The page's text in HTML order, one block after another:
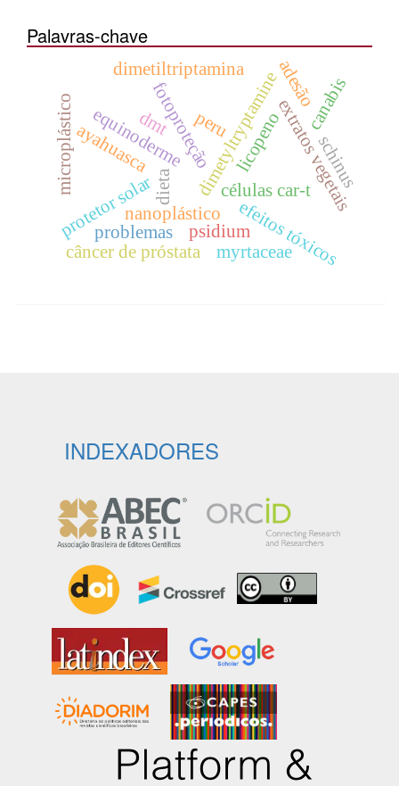
Palavras-chave
células car-t
dimetyltryptamine
equinodermeperu
nanoplástico
dieta
fotoproteção
dmt
dimetiltriptamina
efeitos tóxicos
ayahuasca
protetor solar extratos vegetais
microplástico
problemas
licopeno
câncer de próstata
canabis
adesão
psidium
myrtaceae
schinus
INDEXADORES